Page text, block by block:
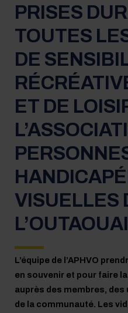
PRISES
TOUTES
DE
ET DE
VISUELLES
L’équipe de l’APHVO
en souvenir et pour faire
auprès des membres,
de la communauté. Les